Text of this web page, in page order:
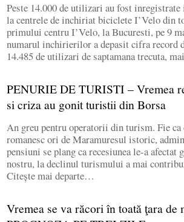
Peste 14.000 de utilizari au fost inregistrate
la centrele de inchiriat biciclete I’Velo din
primului centru I’Velo, la Bucuresti, pe 9
numarul inchirierilor a depasit cifra record
14.485 de utilizari de saptamana trecuta,
PENURIE DE TURISTI – Vremea
si criza au gonit turistii din Borsa
An greu pentru operatorii din turism. Fie
romanesc ori de Maramuresul istoric,
pensiuni se plang ca recesiunea le-a
nostru, la declinul turismului a mai
Citește mai departe…
Vremea se va răcori în toată ţara